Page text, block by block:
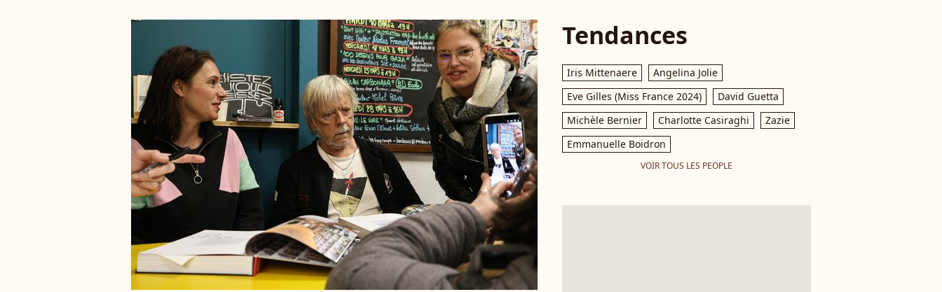
Tendances
Iris Mittenaere
Angelina Jolie
Eve Gilles (Miss France 2024)
David Guetta
Michèle Bernier
Charlotte Casiraghi
Zazie
Emmanuelle Boidron
VOIR TOUS LES PEOPLE